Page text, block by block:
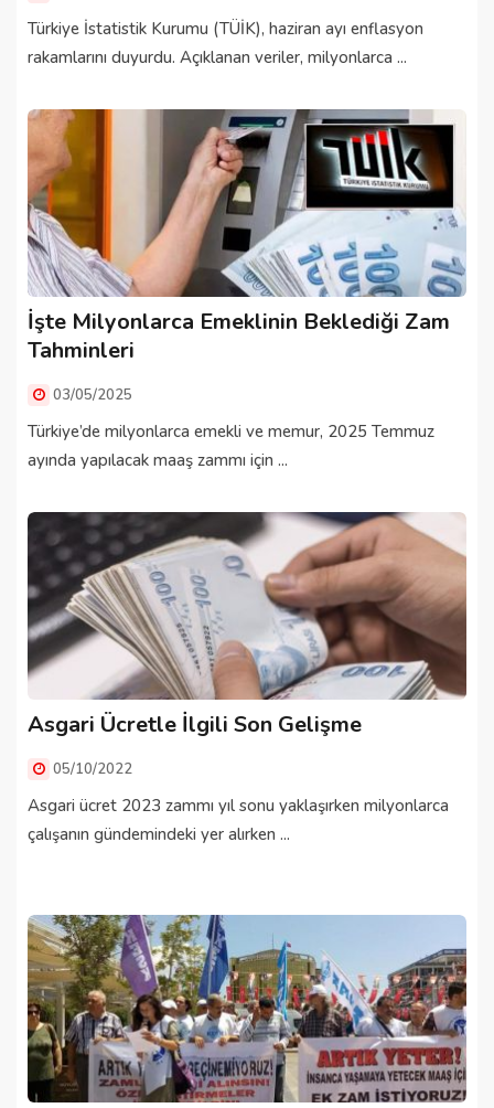
Türkiye İstatistik Kurumu (TÜİK), haziran ayı enflasyon
rakamlarını duyurdu. Açıklanan veriler, milyonlarca ...
İşte Milyonlarca Emeklinin Beklediği Zam
Tahminleri
03/05/2025
Türkiye’de milyonlarca emekli ve memur, 2025 Temmuz
ayında yapılacak maaş zammı için ...
Asgari Ücretle İlgili Son Gelişme
05/10/2022
Asgari ücret 2023 zammı yıl sonu yaklaşırken milyonlarca
çalışanın gündemindeki yer alırken ...